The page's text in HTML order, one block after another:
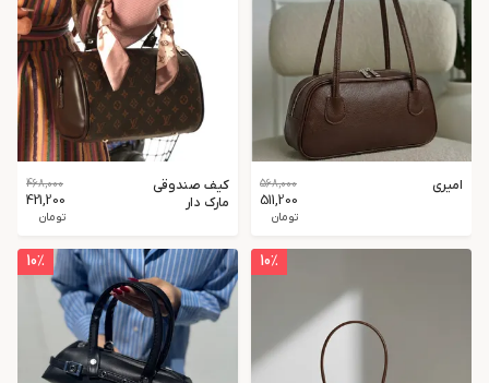
امیری 568,000
511,200
تومان
کیف صندوقی
مارک دار
468,000
421,200
تومان
10٪ 10٪